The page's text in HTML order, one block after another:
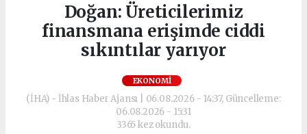
Doğan: Üreticilerimiz
finansmana erişimde ciddi
sıkıntılar yarıyor
EKONOMI
(İHA) - İhlas Haber Ajansı | 06.08.2026 - 14:37, Güncelleme:
06.08.2026 - 15:31
3365 kez okundu.